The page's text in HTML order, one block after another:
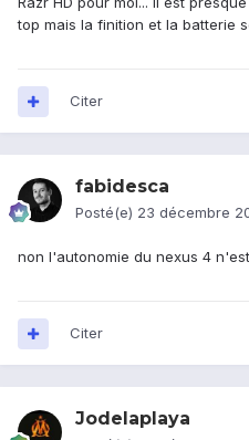
top mais la finition et la batterie
Citer
fabidesca
Posté(e) 23 décembre
non l'autonomie du nexus 4
Citer
Jodelaplaya